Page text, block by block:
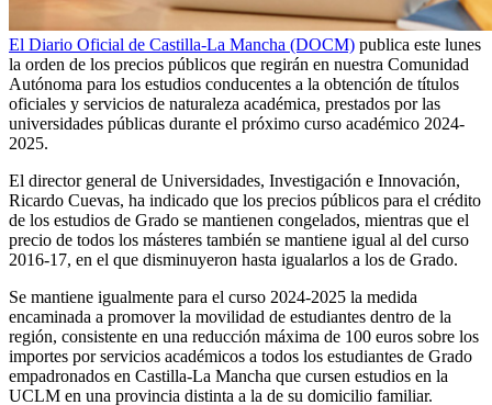
El Diario Oficial de Castilla-La Mancha (DOCM) publica este lunes
la orden de los precios públicos que regirán en nuestra Comunidad
Autónoma para los estudios conducentes a la obtención de títulos
oficiales y servicios de naturaleza académica, prestados por las
universidades públicas durante el próximo curso académico 2024-
2025.
El director general de Universidades, Investigación e Innovación,
Ricardo Cuevas, ha indicado que los precios públicos para el crédito
de los estudios de Grado se mantienen congelados, mientras que el
precio de todos los másteres también se mantiene igual al del curso
2016-17, en el que disminuyeron hasta igualarlos a los de Grado.
Se mantiene igualmente para el curso 2024-2025 la medida
encaminada a promover la movilidad de estudiantes dentro de la
región, consistente en una reducción máxima de 100 euros sobre los
importes por servicios académicos a todos los estudiantes de Grado
empadronados en Castilla-La Mancha que cursen estudios en la
UCLM en una provincia distinta a la de su domicilio familiar.